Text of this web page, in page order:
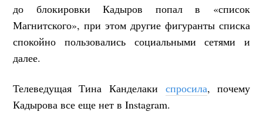
до блокировки Кадыров попал в «список
Магнитского», при этом другие фигуранты списка
спокойно пользовались социальными сетями и
далее.
Телеведущая Тина Канделаки спросила, почему
Кадырова все еще нет в Instagram.